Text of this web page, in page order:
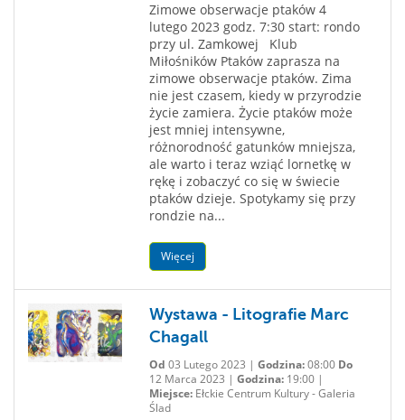
Zimowe obserwacje ptaków 4
lutego 2023 godz. 7:30 start: rondo
przy ul. Zamkowej Klub
Miłośników Ptaków zaprasza na
zimowe obserwacje ptaków. Zima
nie jest czasem, kiedy w przyrodzie
życie zamiera. Życie ptaków może
jest mniej intensywne,
różnorodność gatunków mniejsza,
ale warto i teraz wziąć lornetkę w
rękę i zobaczyć co się w świecie
ptaków dzieje. Spotykamy się przy
rondzie na...
Więcej
Wystawa - Litografie Marc
Chagall
Od 03 Lutego 2023 | Godzina:08:00 Do
12 Marca 2023 | Godzina:19:00 |
Miejsce:Ełckie Centrum Kultury - Galeria
Ślad